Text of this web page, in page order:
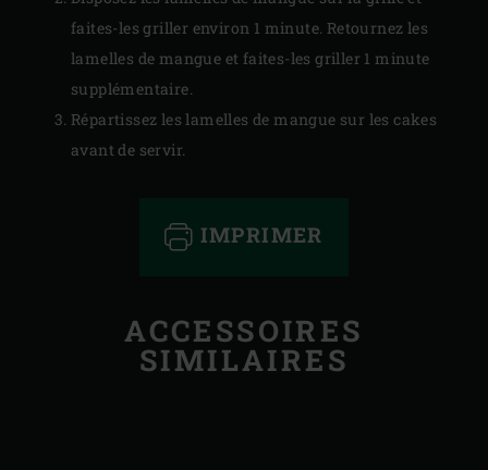
faites-les griller environ 1 minute. Retournez les
lamelles de mangue et faites-les griller 1 minute
supplémentaire.
Répartissez les lamelles de mangue sur les cakes
avant de servir.
IMPRIMER
ACCESSOIRES
SIMILAIRES